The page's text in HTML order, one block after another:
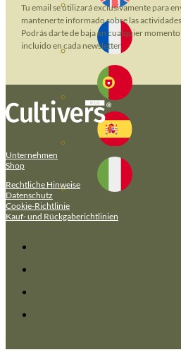
Tu email se utilizará exclusivamente para
mantenerte informado sobre las
Podrás darte de baja en cualquier
incluido en cada newsletter.
Unternehmen
Shop
Rechtliche Hinweise
Datenschutz
Cookie-Richtlinie
Kauf- und Rückgaberichtlinien